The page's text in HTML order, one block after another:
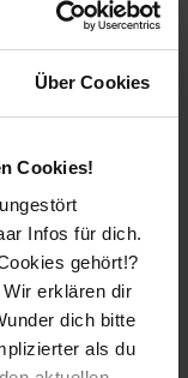
Über Cookies
Cookies!
Infos für dich.
gehört!?
erklären dir
dich bitte
als du
–